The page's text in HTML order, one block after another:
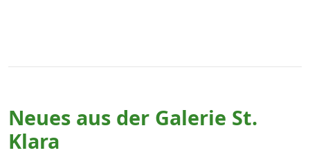
Neues aus der Galerie St.
Klara